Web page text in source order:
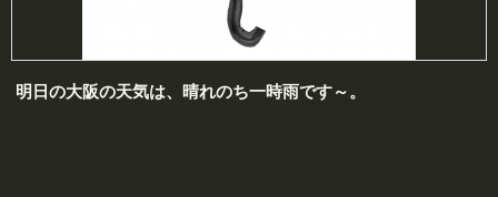
明日の大阪の天気は、 晴れのち一時雨です～。